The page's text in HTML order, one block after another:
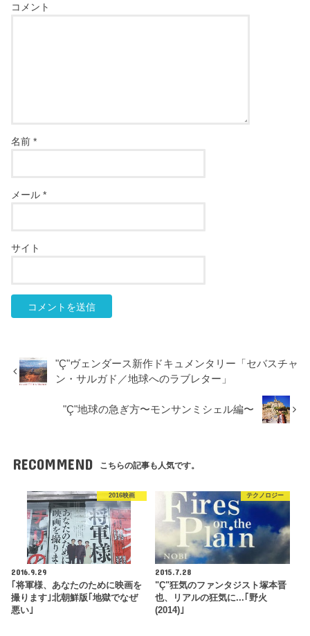
コメント
名前*
メール*
サイト
"Ç"ヴェンダース新作ドキュメンタリー「セバスチャ
ン・サルガド／地球へのラブレター」
"Ç"地球の急ぎ方〜モンサンミシェル編〜
RECOMMEND こちらの記事も人気です。
2016映画
2016.9.29
｢将軍様、あなたのために映画を
撮ります｣北朝鮮版｢地獄でなぜ
悪い｣
テクノロジー
2015.7.28
"Ç"狂気のファンタジスト塚本晋
也、リアルの狂気に...｢野火
(2014)｣